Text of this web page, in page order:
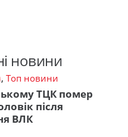
новини
, Топ новини
ТЦК помер
після
ВЛК